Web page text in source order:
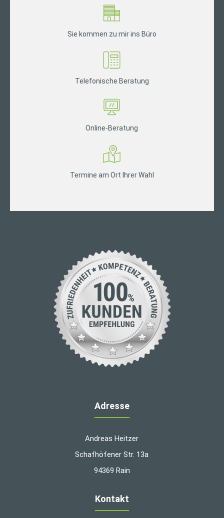
Sie kommen zu mir ins Büro
Telefonische Beratung
Online-Beratung
Termine am Ort Ihrer Wahl
Adresse
Andreas Heitzer
Schafhöfener Str. 13a
94369 Rain
Kontakt